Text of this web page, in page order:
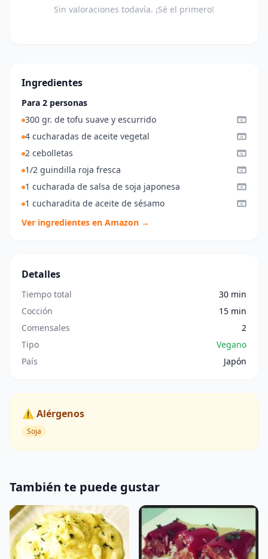
Sin valoraciones todavía. ¡Sé el primero!
Ingredientes
Para 2 personas
300 gr. de tofu suave y escurrido
4 cucharadas de aceite vegetal
2 cebolletas
1/2 guindilla roja fresca
1 cucharada de salsa de soja japonesa
1 cucharadita de aceite de sésamo
Ver ingredientes en Amazon →
Detalles
Tiempo total
30 min
Cocción
15 min
Comensales
2
Tipo
Vegano
País
Japón
⚠️ Alérgenos
Soja
También te puede gustar